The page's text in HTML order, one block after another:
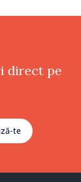
direct pe
te